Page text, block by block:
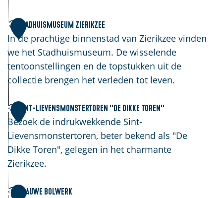
1 Stadhuismuseum Zierikzee
In de prachtige binnenstad van Zierikzee vinden
we het Stadhuismuseum. De wisselende
tentoonstellingen en de topstukken uit de
collectie brengen het verleden tot leven.
S
t
a
d
h
u
i
s
m
u
s
e
u
2 Sint-Lievensmonstertoren ''De Dikke Toren''
Bezoek de indrukwekkende Sint-
Lievensmonstertoren, beter bekend als "De
Dikke Toren", gelegen in het charmante
Zierikzee.
S
i
n
t
-
L
i3 Blauwe Bolwerk
B